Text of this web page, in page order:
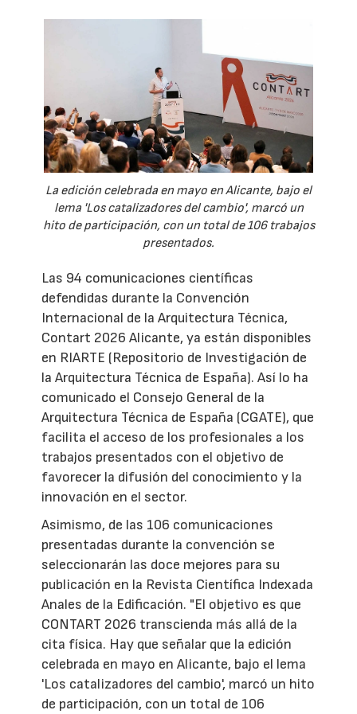
La edición celebrada en mayo en Alicante, bajo el
lema 'Los catalizadores del cambio', marcó un
hito de participación, con un total de 106 trabajos
presentados.
Las 94 comunicaciones científicas
defendidas durante la Convención
Internacional de la Arquitectura Técnica,
Contart 2026 Alicante, ya están disponibles
en RIARTE (Repositorio de Investigación de
la Arquitectura Técnica de España). Así lo ha
comunicado el Consejo General de la
Arquitectura Técnica de España (CGATE), que
facilita el acceso de los profesionales a los
trabajos presentados con el objetivo de
favorecer la difusión del conocimiento y la
innovación en el sector.
Asimismo, de las 106 comunicaciones
presentadas durante la convención se
seleccionarán las doce mejores para su
publicación en la Revista Científica Indexada
Anales de la Edificación. "El objetivo es que
CONTART 2026 transcienda más allá de la
cita física. Hay que señalar que la edición
celebrada en mayo en Alicante, bajo el lema
'Los catalizadores del cambio', marcó un hito
de participación, con un total de 106